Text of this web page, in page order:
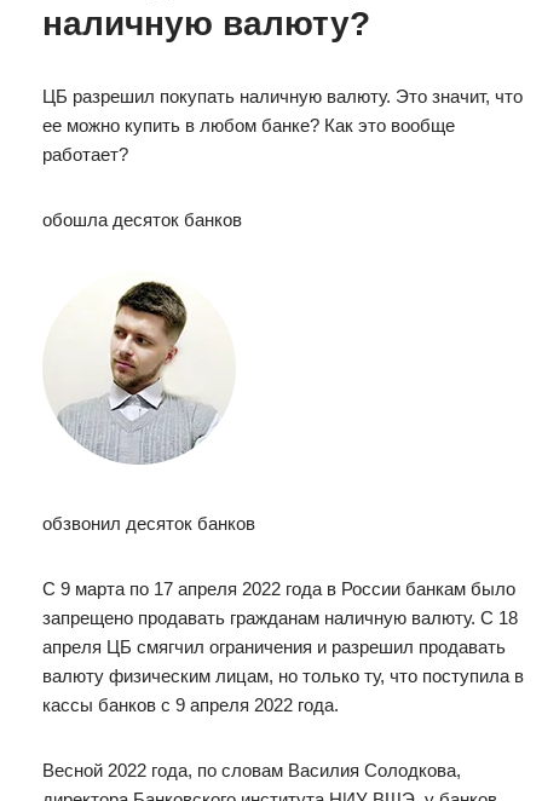
наличную валюту?
ЦБ разрешил покупать наличную валюту. Это значит, что
ее можно купить в любом банке? Как это вообще
работает?
обошла десяток банков
обзвонил десяток банков
С 9 марта по 17 апреля 2022 года в России банкам было
запрещено продавать гражданам наличную валюту. С 18
апреля ЦБ смягчил ограничения и разрешил продавать
валюту физическим лицам, но только ту, что поступила в
кассы банков с 9 апреля 2022 года.
Весной 2022 года, по словам Василия Солодкова,